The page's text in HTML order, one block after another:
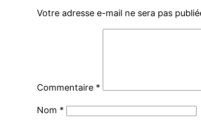
Votre adresse e-mail ne sera pas
Commentaire *
Nom *